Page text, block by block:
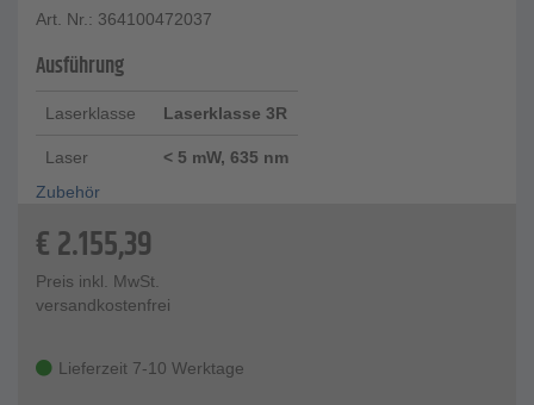
(umschaltbar)
Länge Empfangsfeld - 120 mm
Schutzklasse - IP 67
Stromversorgung - 2 x 1,5 V (AA) oder NiMH Akkus
Betriebsdauer - bis zu 60 h
Art. Nr.: 364100472037
Ausführung
Laserklasse Laserklasse 3R
Laser
< 5 mW, 635 nm
Zubehör
€2.155,39
Preis inkl. MwSt.
versandkostenfrei
Lieferzeit 7-10 Werktage